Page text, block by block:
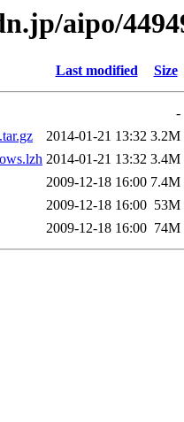
aipo/
Last modified Size
-
2014-01-21 13:32 3.2M
2014-01-21 13:32 3.4M
2009-12-18 16:00 7.4M
2009-12-18 16:00 53M
2009-12-18 16:00 74M